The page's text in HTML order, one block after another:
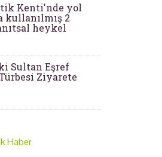
Kenti'nde yol
kullanılmış 2
heykel
Sultan Eşref
Ziyarete